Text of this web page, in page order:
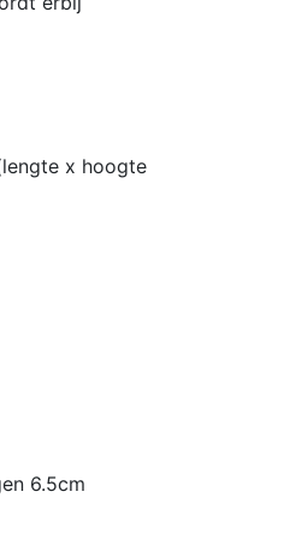
x hoogte
6.5cm